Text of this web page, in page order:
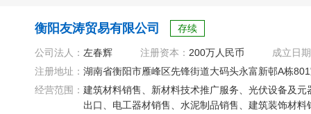
衡阳友涛贸易有限公司 存续
公司法人： 左春辉 注册资本： 200万人民币
成立日
注册地址： 湖南省衡阳市雁峰区先锋街道大码头永富新邨A栋
经营范围： 建筑材料销售、新材料技术推广服务、光伏设备及
出口、电工器材销售、水泥制品销售、建筑装饰材